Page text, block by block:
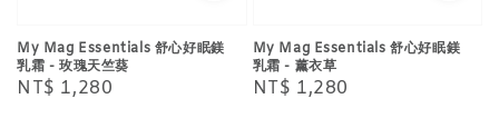
My Mag Essentials 舒心好眠鎂
乳霜 - 玫瑰天竺葵
Regular
NT$ 1,280
My Mag Essentials 舒心好眠鎂
乳霜 - 薰衣草
Regular
NT$ 1,280